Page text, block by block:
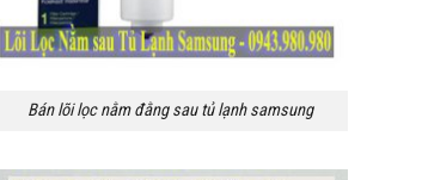
Bán lõi lọc nằm đằng sau tủ lạnh samsung